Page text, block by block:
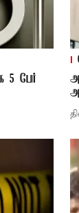
5 பேர்